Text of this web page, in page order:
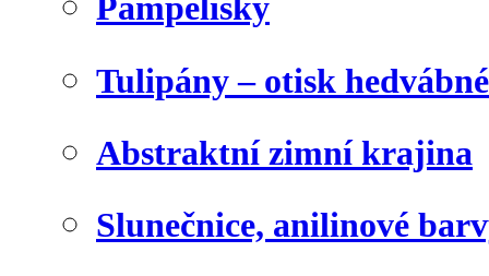
Pampelišky
Tulipány – otisk
Abstraktní zimní krajina
Slunečnice, anilinové